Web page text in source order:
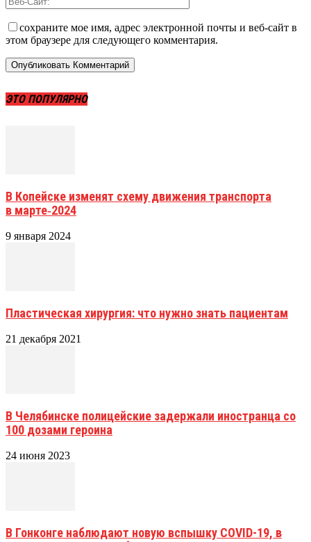
сохраните мое имя, адрес электронной почты и веб-сайт в
этом браузере для следующего комментария.
ЭТО ПОПУЛЯРНО
В Копейске изменят схему движения транспорта
в марте‑2024
9 января 2024
Пластическая хирургия: что нужно знать пациентам
21 декабря 2021
В Челябинске полицейские задержали иностранца со
100 дозами героина
24 июня 2023
В Гонконге наблюдают новую вспышку COVID-19, в